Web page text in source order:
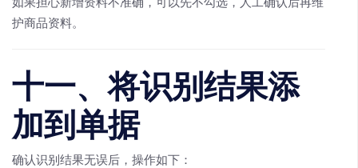
护商品资料。
十一、将识别结果添
加到单据
确认识别结果无误后，操作如下：